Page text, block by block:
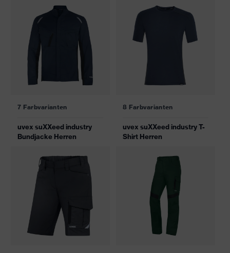
7 Farbvarianten
uvex suXXeed industry
Bundjacke Herren
8 Farbvarianten
uvex suXXeed industry T-
Shirt Herren